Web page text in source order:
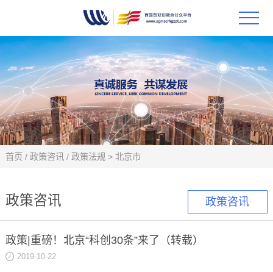
首页
政策
科技
合作
政策咨讯
首页 / 政策咨讯 / 政策法规> 北京市
政策咨讯
政策|重磅！北京“科创30条”来了（转载）
2019-10-22